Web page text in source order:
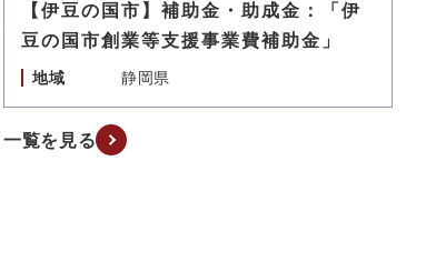
【伊豆の国市】補助金・助成金：「伊
豆の国市創業等支援事業費補助金」
地域 静岡県
一覧を見る